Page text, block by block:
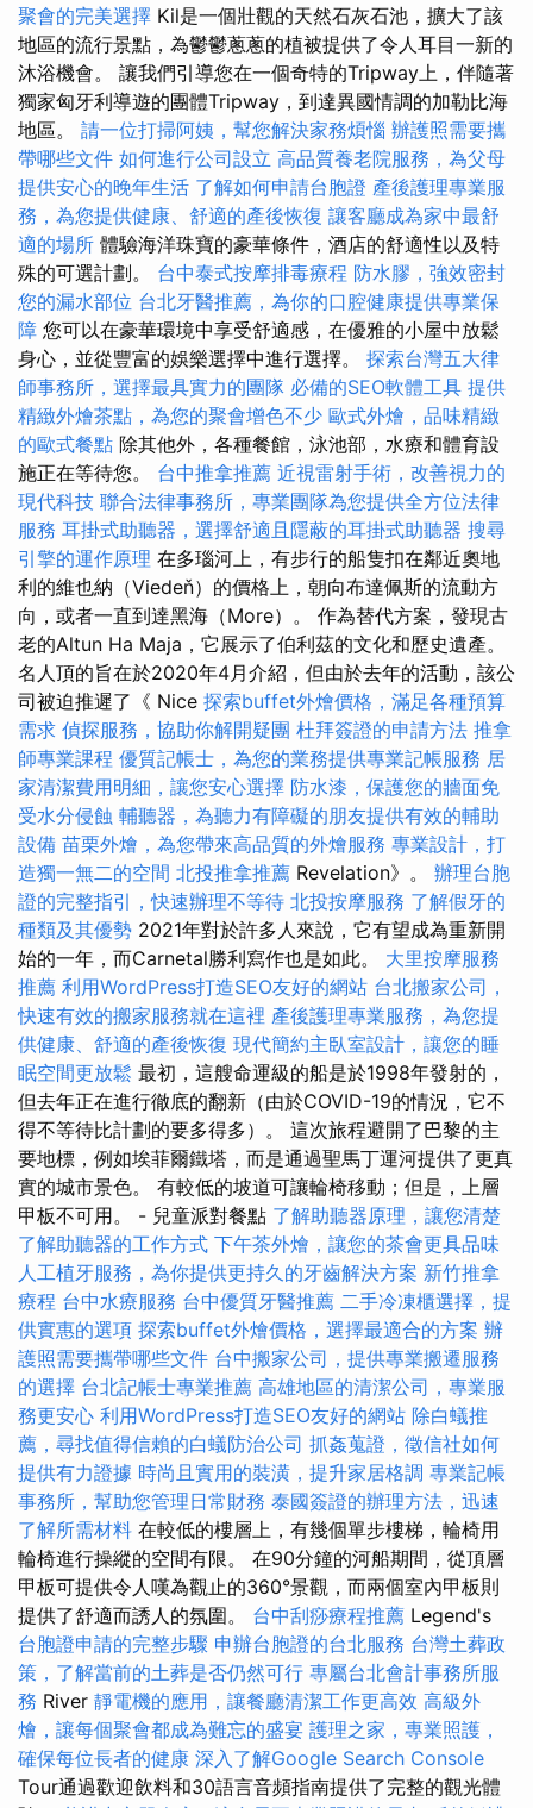
聚會的完美選擇 Kil是一個壯觀的天然石灰石池，擴大了該
地區的流行景點，為鬱鬱蔥蔥的植被提供了令人耳目一新的
沐浴機會。 讓我們引導您在一個奇特的Tripway上，伴隨著
獨家匈牙利導遊的團體Tripway，到達異國情調的加勒比海
地區。 請一位打掃阿姨，幫您解決家務煩惱 辦護照需要攜
帶哪些文件 如何進行公司設立 高品質養老院服務，為父母
提供安心的晚年生活 了解如何申請台胞證 產後護理專業服
務，為您提供健康、舒適的產後恢復 讓客廳成為家中最舒
適的場所 體驗海洋珠寶的豪華條件，酒店的舒適性以及特
殊的可選計劃。 台中泰式按摩排毒療程 防水膠，強效密封
您的漏水部位 台北牙醫推薦，為你的口腔健康提供專業保
障 您可以在豪華環境中享受舒適感，在優雅的小屋中放鬆
身心，並從豐富的娛樂選擇中進行選擇。 探索台灣五大律
師事務所，選擇最具實力的團隊 必備的SEO軟體工具 提供
精緻外燴茶點，為您的聚會增色不少 歐式外燴，品味精緻
的歐式餐點 除其他外，各種餐館，泳池部，水療和體育設
施正在等待您。 台中推拿推薦 近視雷射手術，改善視力的
現代科技 聯合法律事務所，專業團隊為您提供全方位法律
服務 耳掛式助聽器，選擇舒適且隱蔽的耳掛式助聽器 搜尋
引擎的運作原理 在多瑙河上，有步行的船隻扣在鄰近奧地
利的維也納（Viedeň）的價格上，朝向布達佩斯的流動方
向，或者一直到達黑海（More）。 作為替代方案，發現古
老的Altun Ha Maja，它展示了伯利茲的文化和歷史遺產。
名人頂的旨在於2020年4月介紹，但由於去年的活動，該公
司被迫推遲了《 Nice 探索buffet外燴價格，滿足各種預算
需求 偵探服務，協助你解開疑團 杜拜簽證的申請方法 推拿
師專業課程 優質記帳士，為您的業務提供專業記帳服務 居
家清潔費用明細，讓您安心選擇 防水漆，保護您的牆面免
受水分侵蝕 輔聽器，為聽力有障礙的朋友提供有效的輔助
設備 苗栗外燴，為您帶來高品質的外燴服務 專業設計，打
造獨一無二的空間 北投推拿推薦 Revelation》。 辦理台胞
證的完整指引，快速辦理不等待 北投按摩服務 了解假牙的
種類及其優勢 2021年對於許多人來說，它有望成為重新開
始的一年，而Carnetal勝利寫作也是如此。 大里按摩服務
推薦 利用WordPress打造SEO友好的網站 台北搬家公司，
快速有效的搬家服務就在這裡 產後護理專業服務，為您提
供健康、舒適的產後恢復 現代簡約主臥室設計，讓您的睡
眠空間更放鬆 最初，這艘命運級的船是於1998年發射的，
但去年正在進行徹底的翻新（由於COVID-19的情況，它不
得不等待比計劃的要多得多）。 這次旅程避開了巴黎的主
要地標，例如埃菲爾鐵塔，而是通過聖馬丁運河提供了更真
實的城市景色。 有較低的坡道可讓輪椅移動；但是，上層
甲板不可用。 - 兒童派對餐點 了解助聽器原理，讓您清楚
了解助聽器的工作方式 下午茶外燴，讓您的茶會更具品味
人工植牙服務，為你提供更持久的牙齒解決方案 新竹推拿
療程 台中水療服務 台中優質牙醫推薦 二手冷凍櫃選擇，提
供實惠的選項 探索buffet外燴價格，選擇最適合的方案 辦
護照需要攜帶哪些文件 台中搬家公司，提供專業搬遷服務
的選擇 台北記帳士專業推薦 高雄地區的清潔公司，專業服
務更安心 利用WordPress打造SEO友好的網站 除白蟻推
薦，尋找值得信賴的白蟻防治公司 抓姦蒐證，徵信社如何
提供有力證據 時尚且實用的裝潢，提升家居格調 專業記帳
事務所，幫助您管理日常財務 泰國簽證的辦理方法，迅速
了解所需材料 在較低的樓層上，有幾個單步樓梯，輪椅用
輪椅進行操縱的空間有限。 在90分鐘的河船期間，從頂層
甲板可提供令人嘆為觀止的360°景觀，而兩個室內甲板則
提供了舒適而誘人的氛圍。 台中刮痧療程推薦 Legend's
台胞證申請的完整步驟 申辦台胞證的台北服務 台灣土葬政
策，了解當前的土葬是否仍然可行 專屬台北會計事務所服
務 River 靜電機的應用，讓餐廳清潔工作更高效 高級外
燴，讓每個聚會都成為難忘的盛宴 護理之家，專業照護，
確保每位長者的健康 深入了解Google Search Console
Tour通過歡迎飲料和30語言音頻指南提供了完整的觀光體